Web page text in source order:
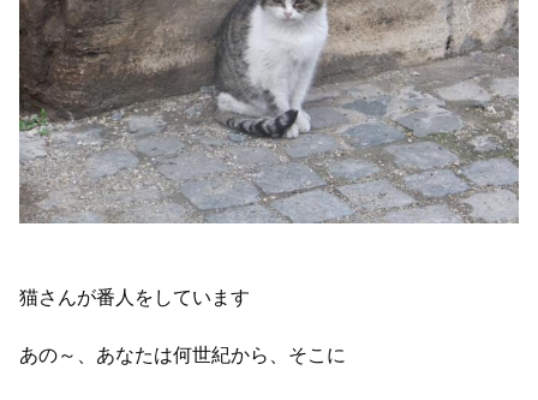
猫さんが番人をしています
あの～、あなたは何世紀から、そこに